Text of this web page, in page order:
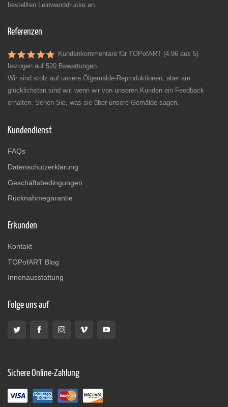
bestellten Leinwanddrucke an.
Referenzen
Kundenkommentare für TOPofART (4.96 aus 5)
bezogen auf 520 Bewertungen
Wir sind stolz auf unsere Ölgemälde-Reproduktionen, aber am
glücklichsten sind wir, wenn wir von unseren Kunden ein Feedback
erhalten. Sehen Sie, was sie über unsere Gemälde sagen.
Kundendienst
FAQs
Datenschutzerklärung
Geschäftsbedingungen
Rücknahmegarantie
Erkunden
Kontakt
TOPofART Blog
Innenausstattung
Folge uns auf
Sichere Online-Zahlung